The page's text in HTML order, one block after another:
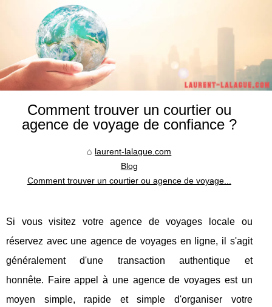
Comment trouver un courtier ou
agence de voyage de confiance ?
laurent-lalague.com
Blog
Comment trouver un courtier ou agence de voyage...
Si vous visitez votre agence de voyages locale ou
réservez avec une agence de voyages en ligne, il s'agit
généralement d'une transaction authentique et
honnête. Faire appel à une agence de voyages est un
moyen simple, rapide et simple d'organiser votre